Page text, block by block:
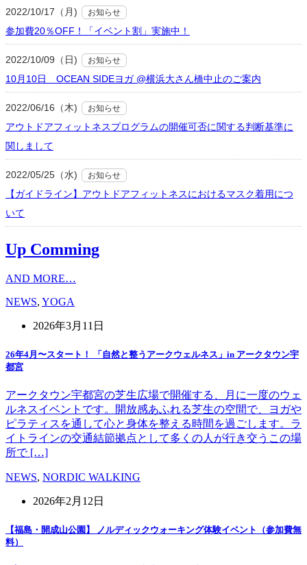
2022/10/17（月) お知らせ
参加費20％OFF！「イベント割」実施中！
2022/10/09（日) お知らせ
10月10日 OCEAN SIDEヨガ @横浜大さん橋中止のご案内
2022/06/16（木) お知らせ
アウトドアフィットネスプログラムの開催可否に関する判断基準に
関しまして
2022/05/25（水) お知らせ
【ガイドライン】アウトドアフィットネスにおけるマスク着用につ
いて
Up Comming
AND MORE…
NEWS, YOGA
2026年3月11日
26年4月〜スタート！ 「自然と整うアークウェルネス」in アークタウン宇
都宮
アークタウン宇都宮の芝生広場で開催する、月に一度のウェ
ルネスイベントです。開放感あふれる芝生の空間で、ヨガや
ピラティスを通して心と身体を整える時間を過ごします。ラ
イトラインの交通結節拠点として多くの人が行き交うこの場
所で […]
NEWS, NORDIC WALKING
2026年2月12日
【福島・開成山公園】 ノルディックウォーキング体験イベント（参加費無
料）